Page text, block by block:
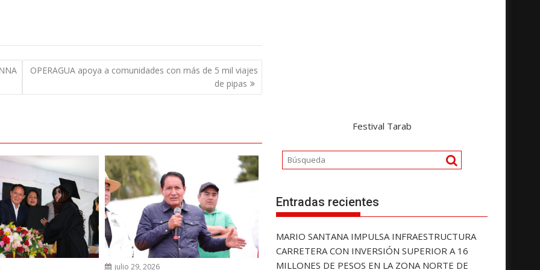
OPERAGUA apoya a comunidades con más de 5 mil viajes
de pipas
julio 29, 2026
Festival Tarab
Entradas recientes
MARIO SANTANA IMPULSA INFRAESTRUCTURA
CARRETERA CON INVERSIÓN SUPERIOR A 16
MILLONES DE PESOS EN LA ZONA NORTE DE